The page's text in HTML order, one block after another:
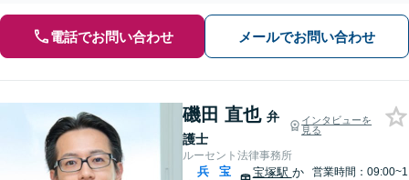
電話でお問い合わせ メールでお問い合わせ
磯田 直也 弁
護士
インタビューを
見る
ルーセント法律事務所
兵
宝
宝塚駅 か
営業時間：09:00~1